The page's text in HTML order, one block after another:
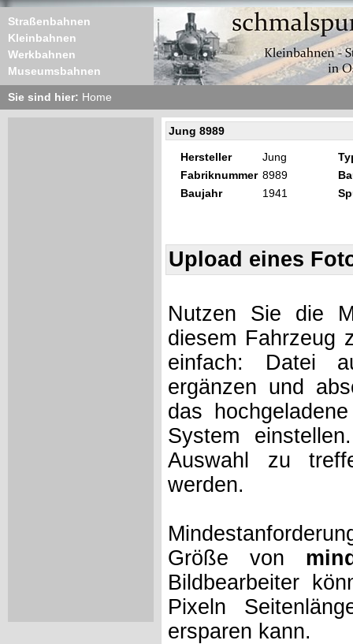
Straßenbahnen
Kleinbahnen
Werkbahnen
Museumsbahnen
Sie sind hier: Home
Jung 8989
Hersteller Jung
Fabriknummer 8989
Baujahr
1941
Upload eines
Nutzen Sie die
diesem Fahrzeug
einfach: Datei
ergänzen und
das
System
Auswahl zu
werden.
Größe von
Bildbearbeiter
Pixeln
ersparen kann.